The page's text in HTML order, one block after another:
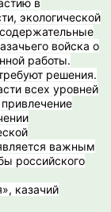
в
экологической
войска о
работы.
решения.
всех уровней
важным
российского
казачий